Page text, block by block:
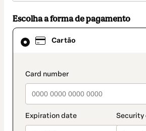
Escolha a forma de pagamento
Cartão
Cartão
selecionado